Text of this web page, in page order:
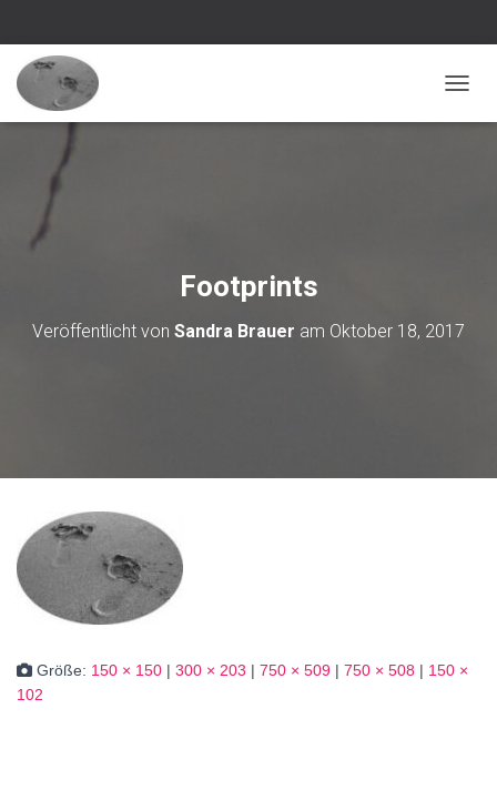
Footprints
Veröffentlicht von Sandra Brauer am Oktober 18, 2017
Größe: 150 × 150 | 300 × 203 | 750 × 509 | 750 × 508 | 150 ×
102